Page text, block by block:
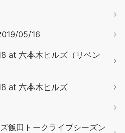
05/16
at 六本木ヒルズ（リベン
at 六本木ヒルズ
飯田トークライブシーズン